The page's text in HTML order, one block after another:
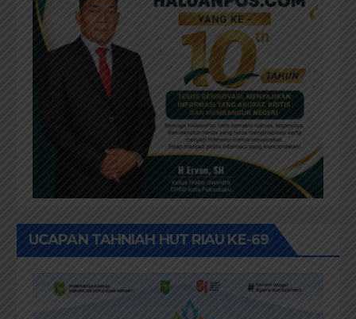
UCAPAN TAHNIAH HUT RIAU KE-69